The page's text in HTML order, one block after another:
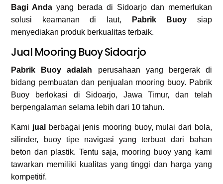
Bagi Anda yang berada di Sidoarjo dan memerlukan
solusi keamanan di laut,
Pabrik Buoy siap
menyediakan produk berkualitas terbaik.
Jual Mooring Buoy Sidoarjo
Pabrik Buoy adalah perusahaan yang bergerak di
bidang pembuatan dan penjualan mooring buoy. Pabrik
Buoy berlokasi di Sidoarjo, Jawa Timur, dan telah
berpengalaman selama lebih dari 10 tahun.
Kami jual
berbagai jenis mooring buoy, mulai dari bola,
silinder, buoy tipe navigasi yang terbuat dari bahan
beton dan plastik. Tentu saja, mooring buoy yang kami
tawarkan memiliki kualitas yang tinggi dan harga yang
kompetitif.